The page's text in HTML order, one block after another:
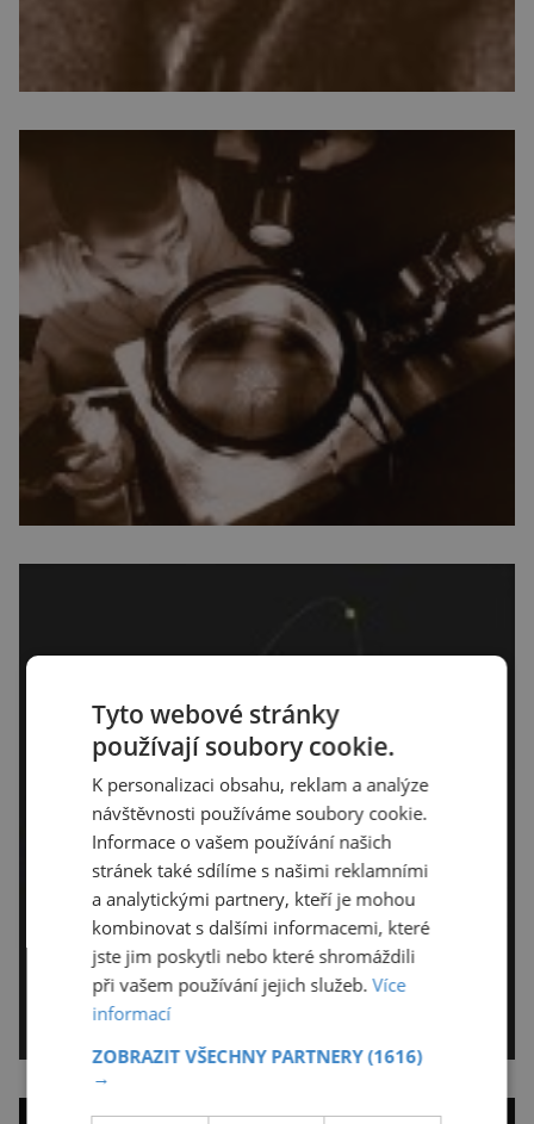
Tyto webové stránky
používají soubory cookie.
K personalizaci obsahu, reklam a analýze
návštěvnosti používáme soubory cookie.
Informace o vašem používání našich
stránek také sdílíme s našimi reklamními
a analytickými partnery, kteří je mohou
kombinovat s dalšími informacemi, které
jste jim poskytli nebo které shromáždili
při vašem používání jejich služeb.Více
informací
ZOBRAZIT VŠECHNY PARTNERY(1616)
→